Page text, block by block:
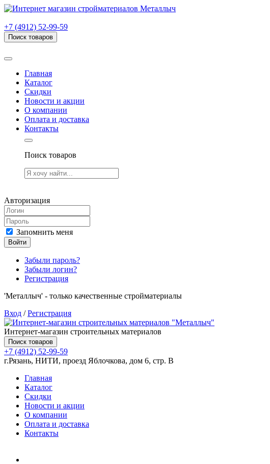
+7 (4912) 52-99-59
Поиск товаров
Главная
Каталог
Скидки
Новости и акции
О компании
Оплата и доставка
Контакты
Поиск товаров
Авторизация
Запомнить меня
Войти
Забыли пароль?
Забыли логин?
Регистрация
'Металлыч' - только качественные стройматериалы
Вход /Регистрация
Интернет-магазин строительных материалов
Поиск товаров
+7 (4912) 52-99-59
г.Рязань, НИТИ, проезд Яблочкова, дом 6, стр. В
Главная
Каталог
Скидки
Новости и акции
О компании
Оплата и доставка
Контакты